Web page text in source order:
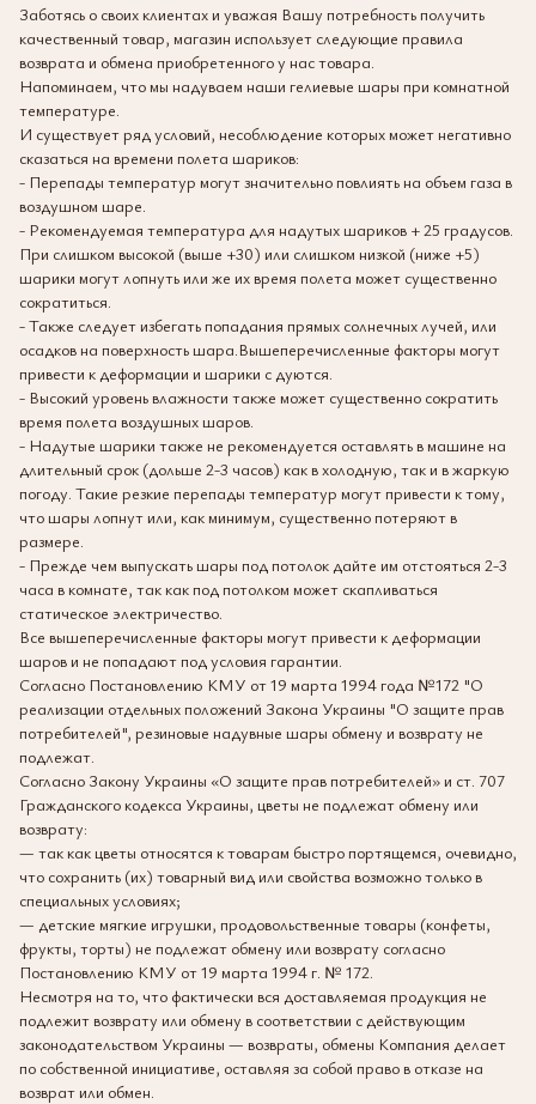
Заботясь о своих клиентах и уважая Вашу потребность получить
качественный товар, магазин использует следующие правила
возврата и обмена приобретенного у нас товара.
Напоминаем, что мы надуваем наши гелиевые шары при комнатной
температуре.
И существует ряд условий, несоблюдение которых может негативно
сказаться на времени полета шариков:
- Перепады температур могут значительно повлиять на объем газа в
воздушном шаре.
- Рекомендуемая температура для надутых шариков + 25 градусов.
При слишком высокой (выше +30) или слишком низкой (ниже +5)
шарики могут лопнуть или же их время полета может существенно
сократиться.
- Также следует избегать попадания прямых солнечных лучей, или
осадков на поверхность шара.Вышеперечисленные факторы могут
привести к деформации и шарики с дуются.
- Высокий уровень влажности также может существенно сократить
время полета воздушных шаров.
- Надутые шарики также не рекомендуется оставлять в машине на
длительный срок (дольше 2-3 часов) как в холодную, так и в жаркую
погоду. Такие резкие перепады температур могут привести к тому,
что шары лопнут или, как минимум, существенно потеряют в
размере.
- Прежде чем выпускать шары под потолок дайте им отстояться 2-3
часа в комнате, так как под потолком может скапливаться
статическое электричество.
Все вышеперечисленные факторы могут привести к деформации
шаров и не попадают под условия гарантии.
Согласно Постановлению КМУ от 19 марта 1994 года №172 "О
реализации отдельных положений Закона Украины "О защите прав
потребителей", резиновые надувные шары обмену и возврату не
подлежат.
Согласно Закону Украины «О защите прав потребителей» и ст. 707
Гражданского кодекса Украины, цветы не подлежат обмену или
возврату:
— так как цветы относятся к товарам быстро портящемся, очевидно,
что сохранить (их) товарный вид или свойства возможно только в
специальных условиях;
— детские мягкие игрушки, продовольственные товары (конфеты,
фрукты, торты) не подлежат обмену или возврату согласно
Постановлению КМУ от 19 марта 1994 г. № 172.
Несмотря на то, что фактически вся доставляемая продукция не
подлежит возврату или обмену в соответствии с действующим
законодательством Украины — возвраты, обмены Компания делает
по собственной инициативе, оставляя за собой право в отказе на
возврат или обмен.